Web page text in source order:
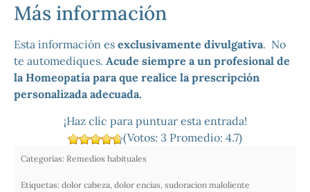
Más información
Esta información es exclusivamente divulgativa. No
te automediques. Acude siempre a un profesional de
la Homeopatía para que realice la prescripción
personalizada adecuada.
¡Haz clic para puntuar esta entrada!
(Votos: 3 Promedio: 4.7)
Categorías: Remedios habituales
Etiquetas: dolor cabeza dolor encias sudoracion maloliente